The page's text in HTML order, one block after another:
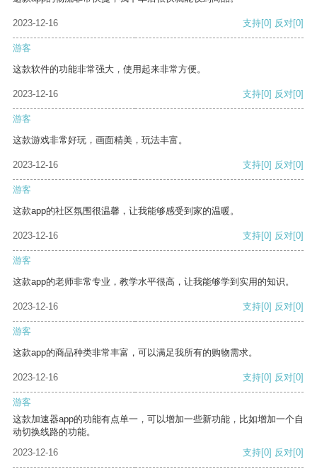
2023-12-16 支持[0] 反对[0]
游客
这款软件的功能非常强大，使用起来非常方便。
2023-12-16 支持[0] 反对[0]
游客
这款游戏非常好玩，画面精美，玩法丰富。
2023-12-16 支持[0] 反对[0]
游客
这款app的社区氛围很温馨，让我能够感受到家的温暖。
2023-12-16 支持[0] 反对[0]
游客
这款app的老师非常专业，教学水平很高，让我能够学到实用的知识。
2023-12-16 支持[0] 反对[0]
游客
这款app的商品种类非常丰富，可以满足我所有的购物需求。
2023-12-16 支持[0] 反对[0]
游客
这款加速器app的功能有点单一，可以增加一些新功能，比如增加一个自
动切换线路的功能。
2023-12-16
支持[0] 反对[0]